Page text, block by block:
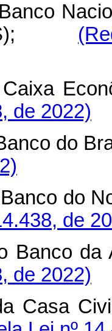
Caixa
de 2022)
Banco do
Banco
de
Banco
de 2022)
Casa